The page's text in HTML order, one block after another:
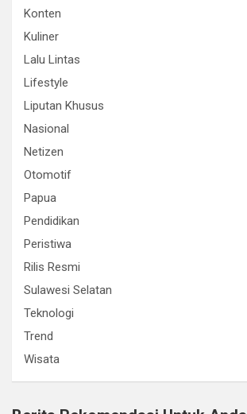
Konten
Kuliner
Lalu Lintas
Lifestyle
Liputan Khusus
Nasional
Netizen
Otomotif
Papua
Pendidikan
Peristiwa
Rilis Resmi
Sulawesi Selatan
Teknologi
Trend
Wisata